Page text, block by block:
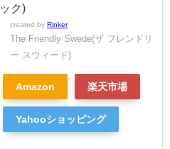
ック)
created by Rinker
The Friendly Swede(ザ フレンドリ
ー スウィード)
Amazon 楽天市場
Yahooショッピング